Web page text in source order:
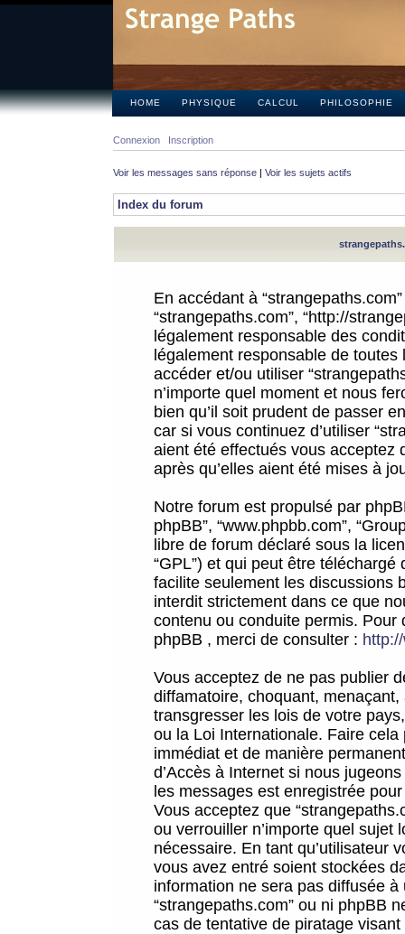
HOME PHYSIQUE CALCUL PHILOSOPHIE
Connexion Inscription
Voir les messages sans réponse | Voir les sujets actifs
Index du forum
En accédant à
“strangepaths.com”, “http://
légalement responsable des
légalement responsable de
accéder et/ou utiliser
n’importe quel moment et nous
bien qu’il soit prudent de passer
car si vous continuez d’utiliser
aient été effectués vous acceptez
après qu’elles aient été mises à
Notre forum est propulsé par
phpBB”, “www.phpbb.com”,
libre de forum déclaré sous la
“GPL”) et qui peut être téléchargé
facilite seulement les discussions
interdit strictement dans ce que
contenu ou conduite permis.
phpBB , merci de consulter :
Vous acceptez de ne pas publier
diffamatoire, choquant,
transgresser les lois de votre
ou la Loi Internationale. Faire
immédiat et de manière
d’Accès à Internet si nous
les messages est enregistrée
Vous acceptez que
ou verrouiller n’importe quel sujet
nécessaire. En tant qu’utilisateur
vous avez entré soient stockées
information ne sera pas diffusée
“strangepaths.com” ou ni phpBB
cas de tentative de piratage